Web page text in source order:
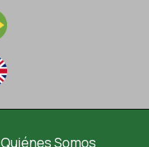
Quiénes Somos